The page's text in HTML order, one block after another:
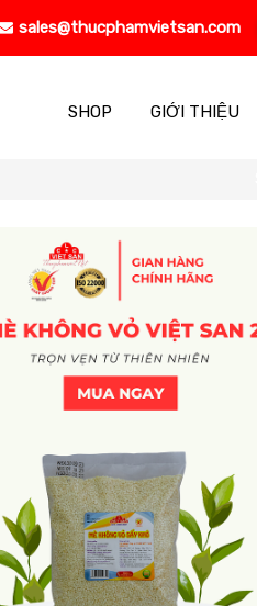
sales@thucphamvietsan.com
SHOP GIỚI THIỆU